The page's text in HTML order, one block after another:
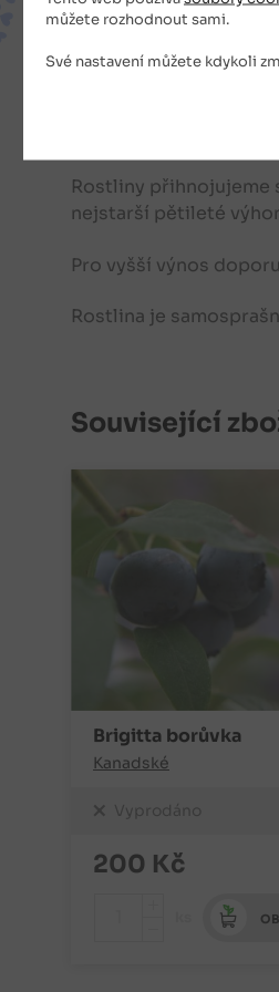
můžete rozhodnout sami.
Své nastavení můžete kdykoli
hluboké cca 60 cm.
nasypat 15 cm
Použít můžeme
Rostliny přihnojujeme
nejstarší pětileté
Pro vyšší výnos
Rostlina je
Související
Brigitta borůvka
Kanadské
Vyprodáno
200 Kč